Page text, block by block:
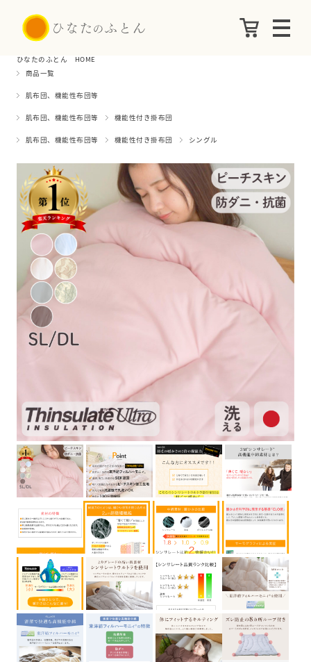
ひなたのふとん HOME
商品一覧
肌布団、機能性布団等
肌布団、機能性布団等 機能性付き掛布団
肌布団、機能性布団等 機能性付き掛布団 シングル